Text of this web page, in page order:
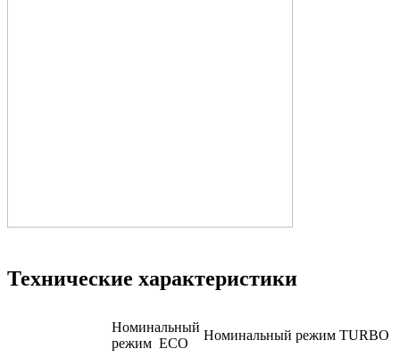
Технические характеристики
Номинальный
режим ECO
Номинальный режим TURBO